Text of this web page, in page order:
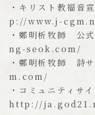
・キリスト教福
p://www.j-
・鄭明析牧師
ng-seok.com/
・鄭明析牧師
m.com/
・コミュニティ
http://